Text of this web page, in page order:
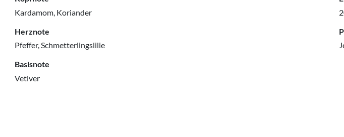
Kardamom, Koriander
Herznote
Pfeffer, Schmetterlingslilie
Basisnote
Vetiver